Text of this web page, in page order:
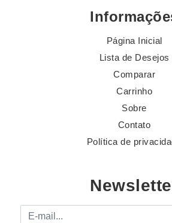
Página Inicial
Lista de Desejos
Comparar
Carrinho
Sobre
Contato
Política de
E-mail